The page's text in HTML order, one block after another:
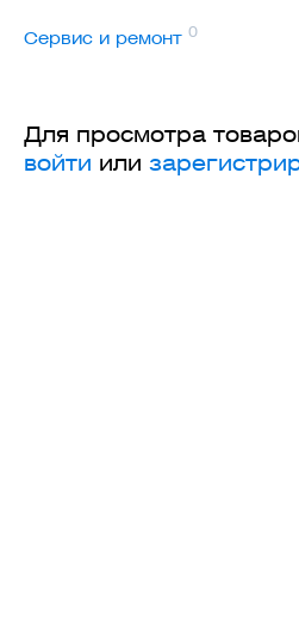
Сервис и ремонт 0
Для просмотра
войти или